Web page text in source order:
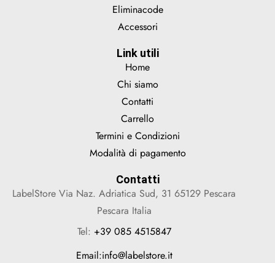
Eliminacode
Accessori
Link utili
Home
Chi siamo
Contatti
Carrello
Termini e Condizioni
Modalità di pagamento
Contatti
LabelStore Via Naz. Adriatica Sud, 31 65129 Pescara
Pescara Italia
Tel: +39 085 4515847
Email:info@labelstore.it